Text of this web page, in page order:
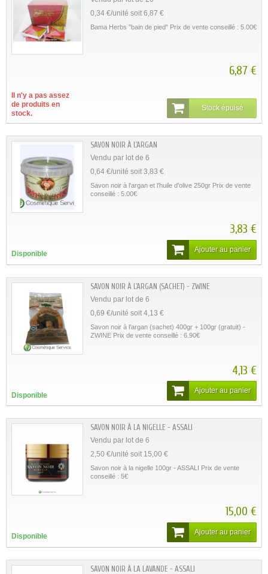
0,34 €/unité soit 6,87 €
Bama Herbs "bain de pied" Prix de vente conseillé : 5.00€
6,87 €
Il n'y a pas assez
de produits en
stock.
Stock épuisé
SAVON NOIR À L'ARGAN
Vendu par lot de 6
0,64 €/unité soit 3,83 €
Savon noir à l'argan et l'huile d'olive 250gr Prix de vente
conseillé : 5.00€
3,83 €
Disponible
Ajouter au panier
SAVON NOIR À L'ARGAN (SACHET) - ZWINE
Vendu par lot de 6
0,69 €/unité soit 4,13 €
Savon noir à l'argan (sachet) 400gr + 100gr (gratuit) -
ZWINE Prix de vente conseillé : 6.90€
4,13 €
Disponible
Ajouter au panier
SAVON NOIR À LA NIGELLE - ASSALI
Vendu par lot de 6
2,50 €/unité soit 15,00 €
Savon noir à la nigelle 100gr - ASSALI Prix de vente
conseillé : 5€
15,00 €
Disponible
Ajouter au panier
SAVON NOIR À LA LAVANDE - ASSALI